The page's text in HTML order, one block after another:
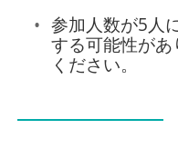
参加人数が5人
する可能性が
ください。